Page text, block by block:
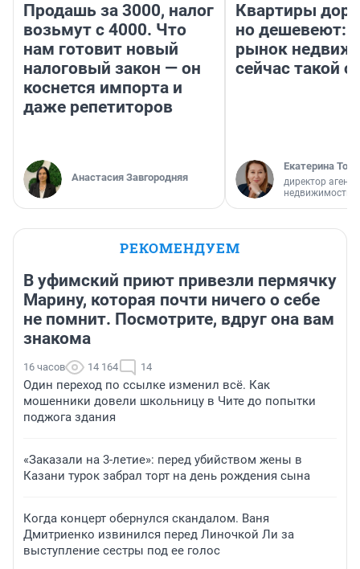
Продашь за 3000, налог
возьмут с 4000. Что
нам готовит новый
налоговый закон — он
коснется импорта и
даже репетиторов
Анастасия Завгородняя
Квартиры
но дешевеют:
рынок
сейчас такой
Екатерина
директор
недвижимости
РЕКОМЕНДУЕМ
В уфимский приют привезли пермячку
Марину, которая почти ничего о себе
не помнит. Посмотрите, вдруг она вам
знакома
16 часов 14 164 14
Один переход по ссылке изменил всё. Как
мошенники довели школьницу в Чите до попытки
поджога здания
«Заказали на 3-летие»: перед убийством жены в
Казани турок забрал торт на день рождения сына
Когда концерт обернулся скандалом. Ваня
Дмитриенко извинился перед Линочкой Ли за
выступление сестры под ее голос